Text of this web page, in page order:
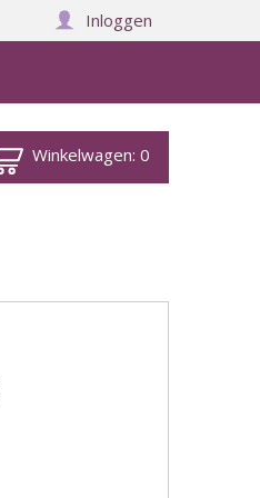
Inloggen
Winkelwagen:0